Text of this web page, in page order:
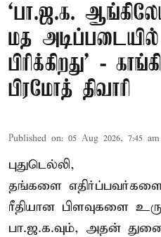
‘பா.ஜ.க.
மத
பிரிக்கிறது’ -
பிரமோத் திவாரி
Published on: 05 Aug 2026, 7:45 am
புதுடெல்லி,
தங்களை
ரீதியான பிளவுகளை
பா.ஜ.க.வும், அதன்